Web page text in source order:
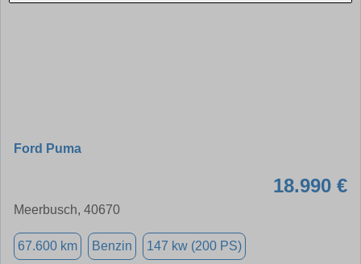
Ford Puma
18.990 €
Meerbusch, 40670
67.600 km Benzin 147 kw (200 PS)